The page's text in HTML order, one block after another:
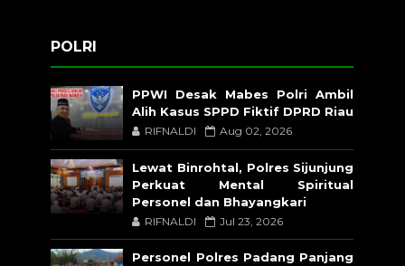
POLRI
PPWI Desak Mabes Polri Ambil
Alih Kasus SPPD Fiktif DPRD Riau
RIFNALDI Aug 02, 2026
Lewat Binrohtal, Polres Sijunjung
Perkuat Mental Spiritual
Personel dan Bhayangkari
RIFNALDI Jul 23, 2026
Personel Polres Padang Panjang